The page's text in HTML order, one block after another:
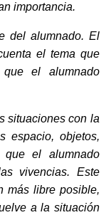
importancia.
del alumnado. El
el tema que
el alumnado
situaciones con la
espacio, objetos,
el alumnado
vivencias. Este
más libre posible,
a la situación